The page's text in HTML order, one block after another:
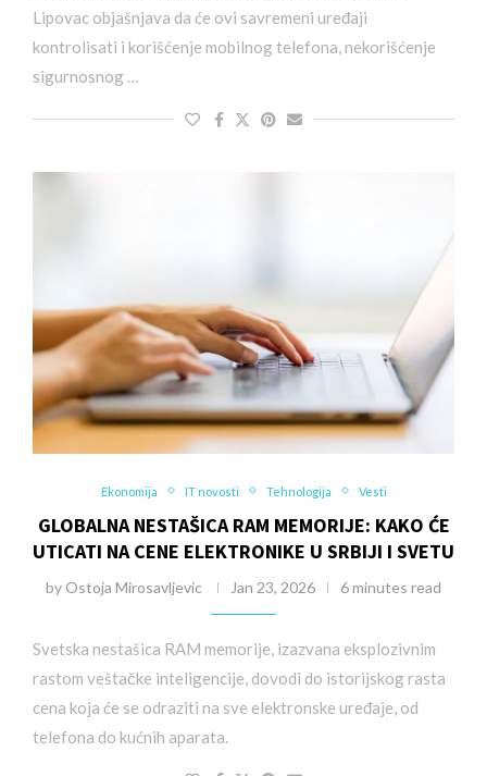
Lipovac objašnjava da će ovi savremeni uređaji
kontrolisati i korišćenje mobilnog telefona, nekorišćenje
sigurnosnog …
Ekonomija IT novosti Tehnologija Vesti
GLOBALNA NESTAŠICA RAM MEMORIJE: KAKO ĆE
UTICATI NA CENE ELEKTRONIKE U SRBIJI I SVETU
by Ostoja Mirosavljevic Jan 23, 2026 6 minutes read
Svetska nestašica RAM memorije, izazvana eksplozivnim
rastom veštačke inteligencije, dovodi do istorijskog rasta
cena koja će se odraziti na sve elektronske uređaje, od
telefona do kućnih aparata.